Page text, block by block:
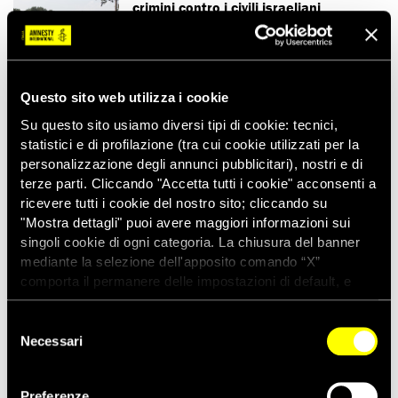
Questo sito web utilizza i cookie
Su questo sito usiamo diversi tipi di cookie: tecnici,
statistici e di profilazione (tra cui cookie utilizzati per la
personalizzazione degli annunci pubblicitari), nostri e di
terze parti. Cliccando "Accetta tutti i cookie" acconsenti a
ricevere tutti i cookie del nostro sito; cliccando su
"Mostra dettagli" puoi avere maggiori informazioni sui
singoli cookie di ogni categoria. La chiusura del banner
mediante la selezione dell'apposito comando “X”
comporta il permanere delle impostazioni di default, e
dunque la continuazione della navigazione con i cookie
dei cookie attivi sul sito clicca
delNecessari
crimini contro i civili israeliani
08/10/2023 COMUNICATI STAMPA
Israele-Gaza: i civili pagano il prezzo di
una crisi senza precedenti
21/09/2023 COMUNICATI STAMPA
Al via il “Beit Al Falastini”: due giorni
alla scoperta della cultura palestinese
a Roma